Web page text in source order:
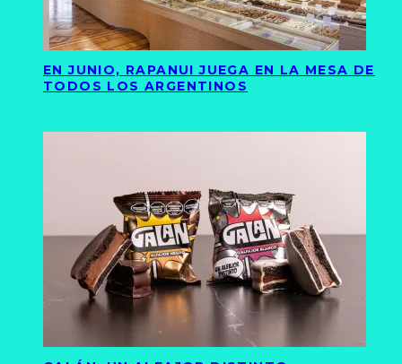
EN JUNIO, RAPANUI JUEGA EN LA MESA DE
TODOS LOS ARGENTINOS